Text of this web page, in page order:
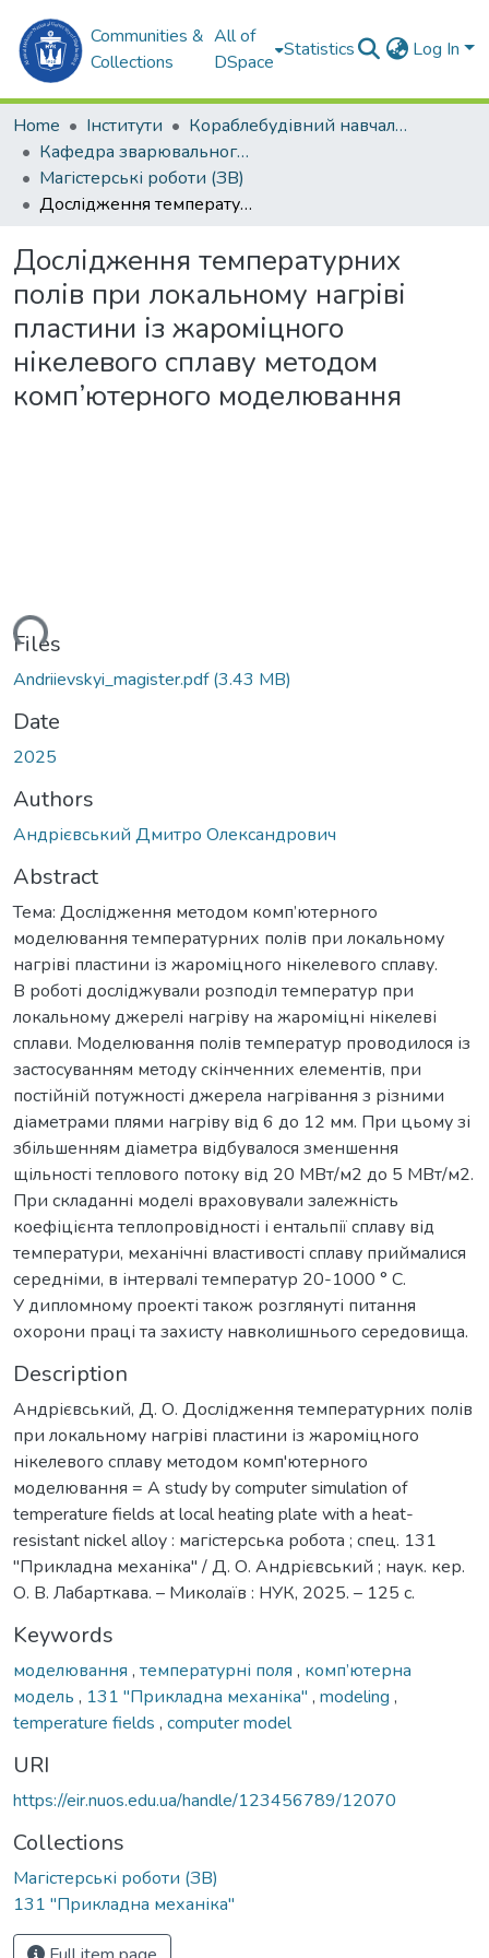
Communities &
Collections
All of
DSpace
Statistics Log In
Home Інститути
Кораблебудівний навчально-науковий інститут (КННІ)
Кафедра зварювального виробництва (ЗВ)
Магістерські роботи (ЗВ)
Дослідження температурних полів при локальному нагріві пластини із жароміцного нікелевого сплаву методом комп’ютерного моделювання
Дослідження температурних
полів при локальному нагріві
пластини із жароміцного
нікелевого сплаву методом
комп’ютерного моделювання
Files
Andriievskyi_magister.pdf(3.43 MB)
Date
2025
Authors
Андрієвський Дмитро Олександрович
Abstract
Тема: Дослідження методом комп’ютерного
моделювання температурних полів при локальному
нагріві пластини із жароміцного нікелевого сплаву.
В роботі досліджували розподіл температур при
локальному джерелі нагріву на жароміцні нікелеві
сплави. Моделювання полів температур проводилося із
застосуванням методу скінченних елементів, при
постійній потужності джерела нагрівання з різними
діаметрами плями нагріву від 6 до 12 мм. При цьому зі
збільшенням діаметра відбувалося зменшення
щільності теплового потоку від 20 МВт/м2 до 5 МВт/м2.
При складанні моделі враховували залежність
коефіцієнта теплопровідності і ентальпії сплаву від
температури, механічні властивості сплаву приймалися
середніми, в інтервалі температур 20-1000 ° С.
У дипломному проекті також розглянуті питання
охорони праці та захисту навколишнього середовища.
Description
Андрієвський, Д. О. Дослідження температурних полів
при локальному нагріві пластини із жароміцного
нікелевого сплаву методом комп'ютерного
моделювання = A study by computer simulation of
temperature fields at local heating plate with a heat-
resistant nickel alloy : магістерська робота ; спец. 131
"Прикладна механіка" / Д. О. Андрієвський ; наук. кер.
О. В. Лабарткава. – Миколаїв : НУК, 2025. – 125 с.
Keywords
моделювання , температурні поля , комп’ютерна
модель , 131 "Прикладна механіка" , modeling ,
temperature fields , computer model
URI
https://eir.nuos.edu.ua/handle/123456789/12070
Collections
Магістерські роботи (ЗВ)
131 ''Прикладна механіка''